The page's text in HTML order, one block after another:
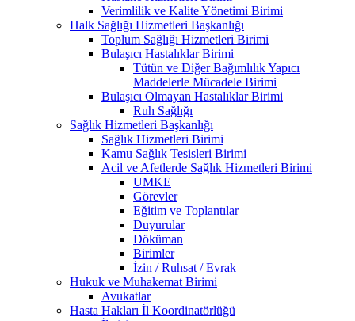
Verimlilik ve Kalite Yönetimi Birimi
Halk Sağlığı Hizmetleri Başkanlığı
Toplum Sağlığı Hizmetleri Birimi
Bulaşıcı Hastalıklar Birimi
Tütün ve Diğer Bağımlılık Yapıcı
Maddelerle Mücadele Birimi
Bulaşıcı Olmayan Hastalıklar Birimi
Ruh Sağlığı
Sağlık Hizmetleri Başkanlığı
Sağlık Hizmetleri Birimi
Kamu Sağlık Tesisleri Birimi
Acil ve Afetlerde Sağlık Hizmetleri Birimi
UMKE
Görevler
Eğitim ve Toplantılar
Duyurular
Döküman
Birimler
İzin / Ruhsat / Evrak
Hukuk ve Muhakemat Birimi
Avukatlar
Hasta Hakları İl Koordinatörlüğü